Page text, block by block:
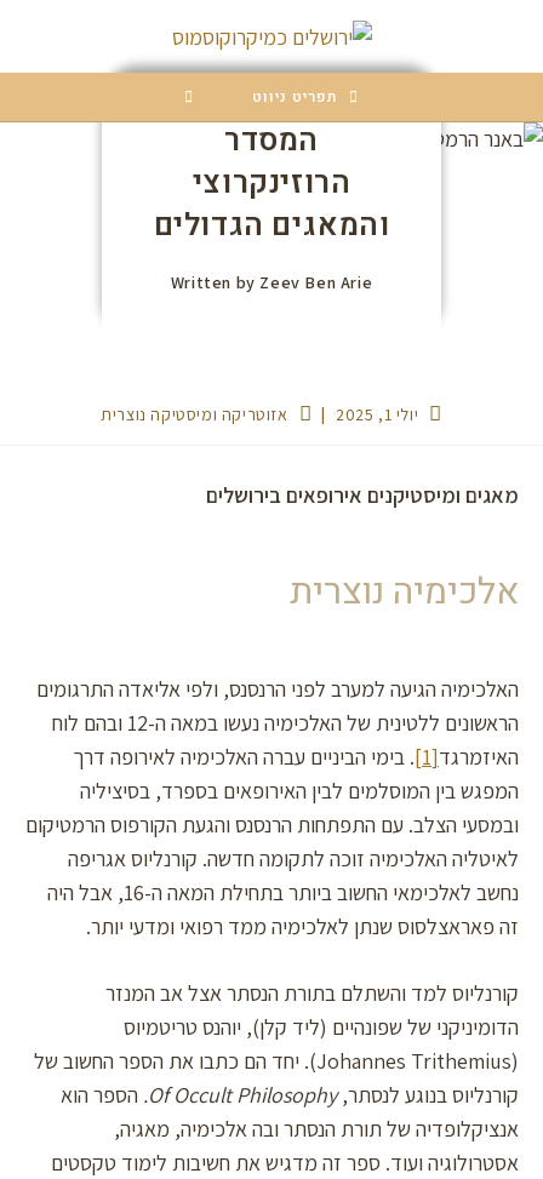
תפריט ניווט
המסדר
הרוזינקרוצי
והמאגים הגדולים
Written by Zeev Ben Arie
יולי 1, 2025 אזוטריקה ומיסטיקה נוצרית
מאגים ומיסטיקנים אירופאים בירושלים
אלכימיה נוצרית
האלכימיה הגיעה למערב לפני הרנסנס, ולפי אליאדה התרגומים
הראשונים ללטינית של האלכימיה נעשו במאה ה-12 ובהם לוח
האיזמרגד[1]
. בימי הביניים עברה האלכימיה לאירופה דרך
המפגש בין המוסלמים לבין האירופאים בספרד, בסיציליה
ובמסעי הצלב. עם התפתחות הרנסנס והגעת הקורפוס הרמטיקום
לאיטליה האלכימיה זוכה לתקומה חדשה. קורנליוס אגריפה
נחשב לאלכימאי החשוב ביותר בתחילת המאה ה-16, אבל היה
זה פאראצלסוס שנתן לאלכימיה ממד רפואי ומדעי יותר.
קורנליוס למד והשתלם בתורת הנסתר אצל אב המנזר
הדומיניקני של שפונהיים (ליד קלן), יוהנס טריטמיוס
(Johannes Trithemius). יחד הם כתבו את הספר החשוב של
קורנליוס בנוגע לנסתר,Of Occult Philosophy
. הספר הוא
אנציקלופדיה של תורת הנסתר ובה אלכימיה, מאגיה,
אסטרולוגיה ועוד. ספר זה מדגיש את חשיבות לימוד טקסטים